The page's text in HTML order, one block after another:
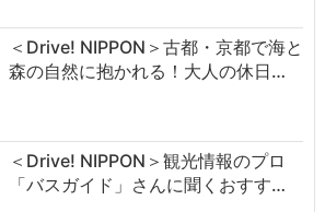
＜Drive! NIPPON＞古都・京都で海と
森の自然に抱かれる！大人の休日…
＜Drive! NIPPON＞観光情報のプロ
「バスガイド」さんに聞くおすす…